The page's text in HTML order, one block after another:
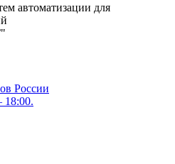
автоматизации для
России